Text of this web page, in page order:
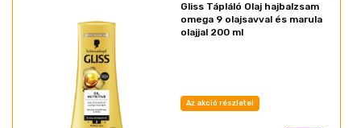
Gliss Tápláló Olaj hajbalzsam
omega 9 olajsavval és marula
olajjal 200 ml
Az akció részletei